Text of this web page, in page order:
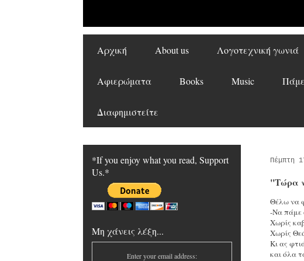
Αρχική About us Λογοτεχνική γωνιά
Αφιερώματα Books Music
Διαφημιστείτε
Πέμπτη
"Τώρα
Θέλω να
-Να πάμε
Χωρίς
Χωρίς
Κι ας
και όλα
*If you enjoy what you read, Support
Us.*
Μη χάνεις λέξη...
Enter your email address: